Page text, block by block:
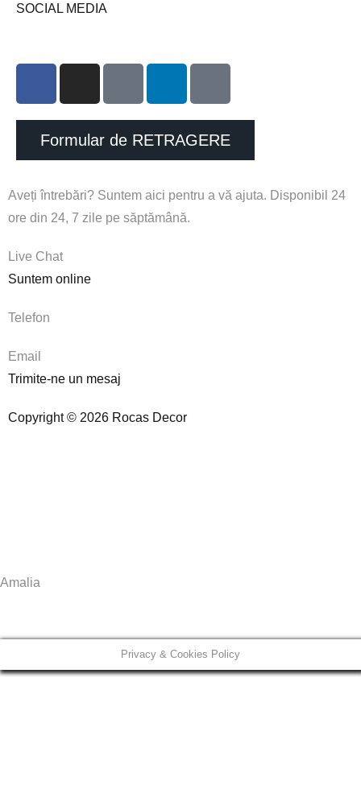
SOCIAL MEDIA
Formular de RETRAGERE
Aveți întrebări? Suntem aici pentru a vă ajuta. Disponibil 24
ore din 24, 7 zile pe săptămână.
Live Chat
Suntem online
Telefon
Email
Trimite-ne un mesaj
Copyright © 2026 Rocas Decor
Amalia
Privacy & Cookies Policy